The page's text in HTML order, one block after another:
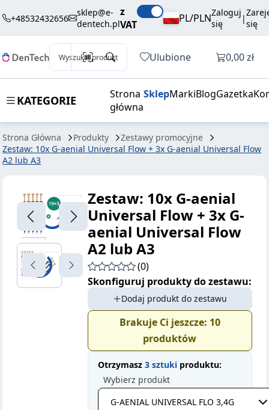
+48532432656
sklep@e-
dentech.pl
z
VAT
PL/PLNZaloguj
się
|się
Wyszukaj produkt Ulubione Otwórz
0,00 zł
KATEGORIE
Strona
główna
SklepMarkiBlogGazetka
Strona Główna Produkty
Zestawy promocyjne
Zestaw: 10x G-aenial Universal Flow + 3x G-aenial Universal Flow
A2 lub A3
Zestaw: 10x G-aenial
Universal Flow + 3x G-
aenial Universal Flow
A2 lub A3
(0)
Skonfiguruj produkty do zestawu:
Dodaj produkt do zestawu
Brakuje Ci jeszcze: 10
produktów
Otrzymasz 3 sztukiproduktu:
Wybierz produkt